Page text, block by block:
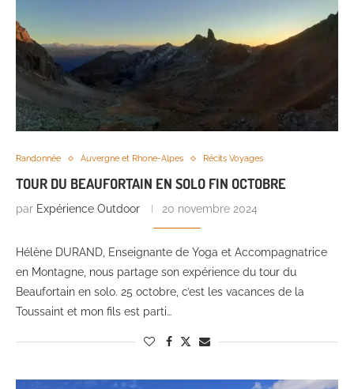
Randonnée Auvergne et Rhone-Alpes Récits Voyages
TOUR DU BEAUFORTAIN EN SOLO FIN OCTOBRE
par Expérience Outdoor 20 novembre 2024
Hélène DURAND, Enseignante de Yoga et Accompagnatrice
en Montagne, nous partage son expérience du tour du
Beaufortain en solo. 25 octobre, c’est les vacances de la
Toussaint et mon fils est parti…